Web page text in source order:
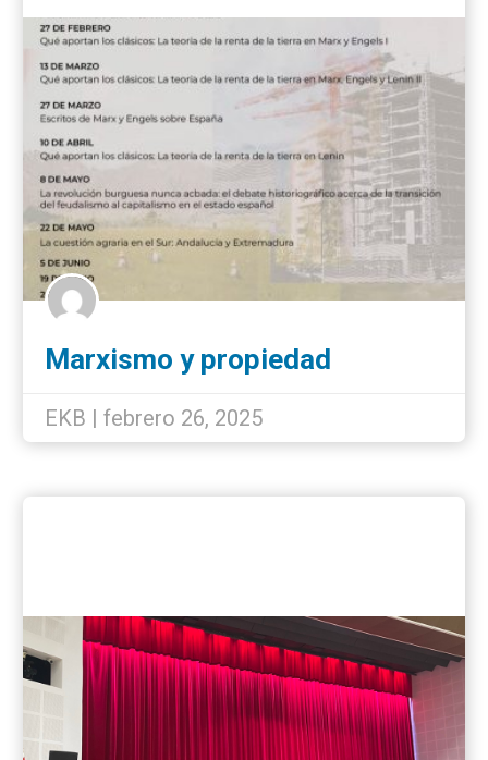
Marxismo y propiedad
formación social
EKB | febrero 26, 2025